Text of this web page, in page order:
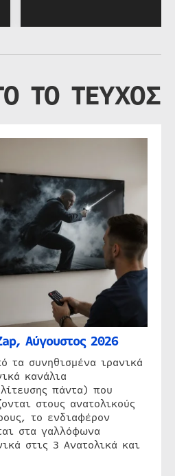
ΤΟ ΤΕΥΧΟΣ
Αύγουστος 2026
τα συνηθισμένα ιρανικά
κανάλια
πάντα) που
στους ανατολικούς
το ενδιαφέρον
στα γαλλόφωνα
στις 3 Ανατολικά και